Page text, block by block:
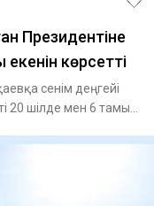
Президентіне
көрсетті
сенім деңгейі
20 шілде мен 6 тамыз